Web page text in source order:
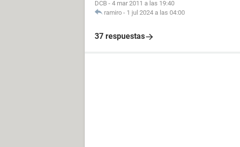
DCB - 4 mar 2011 a las 19:40
ramiro - 1 jul 2024 a las 04:00
37 respuestas